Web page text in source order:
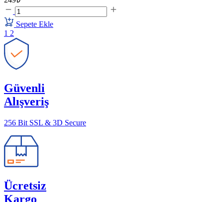
Sepete Ekle
1 2
Güvenli
Alışveriş
256 Bit SSL & 3D Secure
Ücretsiz
Kargo